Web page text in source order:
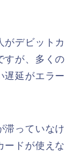
がデビットカ
すが、多くの
遅延がエラー
滞っていなけ
ードが使えな